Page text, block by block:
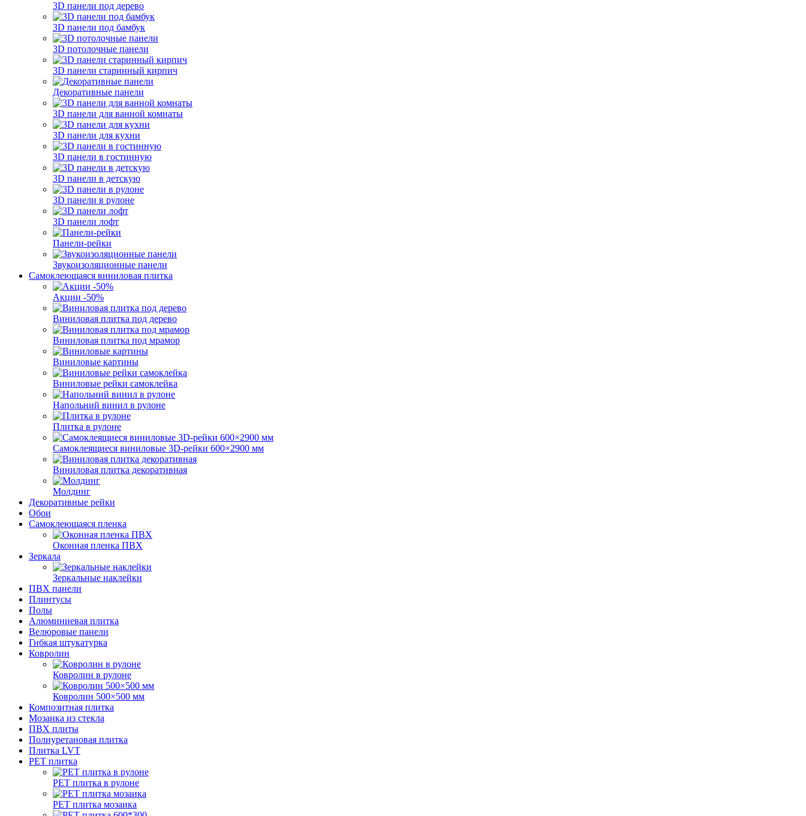
3D панели под дерево
3D панели под бамбук
3D потолочные панели
3D панели старинный кирпич
Декоративные панели
3D панели для ванной комнаты
3D панели для кухни
3D панели в гостинную
3D панели в детскую
3D панели в рулоне
3D панели лофт
Панели-рейки
Звукоизоляционные панели
Самоклеющаяся виниловая плитка
Акции -50%
Виниловая плитка под дерево
Виниловая плитка под мрамор
Виниловые картины
Виниловые рейки самоклейка
Напольний винил в рулоне
Плитка в рулоне
Самоклеящиеся виниловые 3D‑рейки 600×2900 мм
Виниловая плитка декоративная
Молдинг
Декоративные рейки
Обои
Самоклеющаяся пленка
Оконная пленка ПВХ
Зеркала
Зеркальные наклейки
ПВХ панели
Плинтусы
Полы
Алюминиевая плитка
Велюровые панели
Гибкая штукатурка
Ковролин
Ковролин в рулоне
Ковролин 500×500 мм
Композитная плитка
Мозаика из стекла
ПВХ плиты
Полиуретановая плитка
Плитка LVT
РЕТ плитка
РЕТ плитка в рулоне
РЕТ плитка мозаика